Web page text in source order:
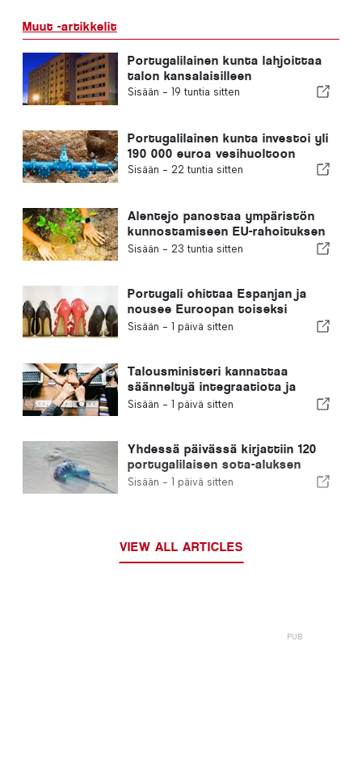
Muut -artikkelit
Portugalilainen kunta lahjoittaa
talon kansalaisilleen
Sisään - 19 tuntia sitten
Portugalilainen kunta investoi yli
190 000 euroa vesihuoltoon
Sisään - 22 tuntia sitten
Alentejo panostaa ympäristön
kunnostamiseen EU-rahoituksen
avulla
Sisään - 23 tuntia sitten
Portugali ohittaa Espanjan ja
nousee Euroopan toiseksi
suurimmaksi jalkineiden
Sisään - 1 päivä sitten
Talousministeri kannattaa
säänneltyä integraatiota ja
takaa maahanmuuttajille
Sisään - 1 päivä sitten
Yhdessä päivässä kirjattiin 120
portugalilaisen sota-aluksen
pistoa
Sisään - 1 päivä sitten
VIEW ALL ARTICLES